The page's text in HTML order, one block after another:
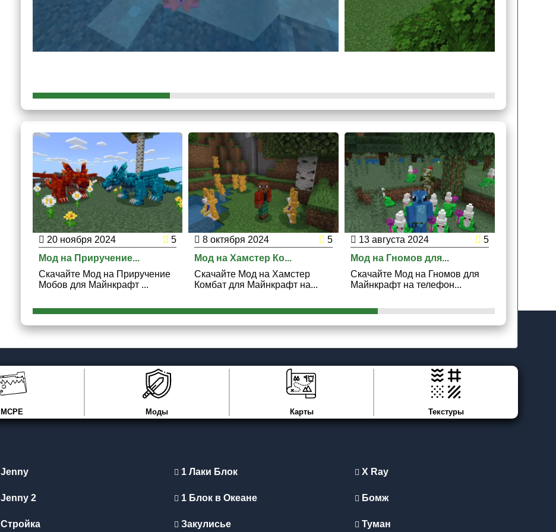
Всё зависит от скорости убийства моба.
20 ноября 2024
5
Мод на Приручение...
Скачайте Мод на Приручение
Мобов для Майнкрафт ...
8 октября 2024
5
Мод на Хамстер Ко...
Скачайте Мод на Хамстер
Комбат для Майнкрафт на...
13 августа 2024
5
Мод на Гномов для...
Скачайте Мод на Гномов для
Майнкрафт на телефон...
MCPE Моды Карты Текстуры
Jenny
Jenny 2
Стройка
1 Лаки Блок
1 Блок в Океане
Закулисье
X Ray
Бомж
Туман